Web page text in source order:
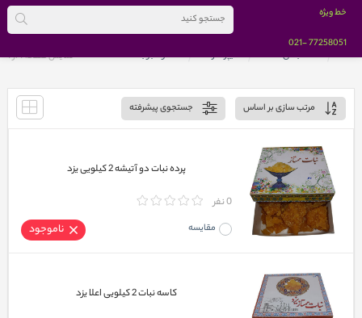
خط ویژه
77258051
-021
خانه
دسته بندی کالاها هایپر مارکت غلات و حبوبات نمایش صفحه 1 از 1
مرتب سازی بر اساس جستجوی پیشرفته
پرده نبات دو آتیشه 2 کیلویی یزد
0 نفر
مقایسه ناموجود
کاسه نبات 2 کیلویی اعلا یزد